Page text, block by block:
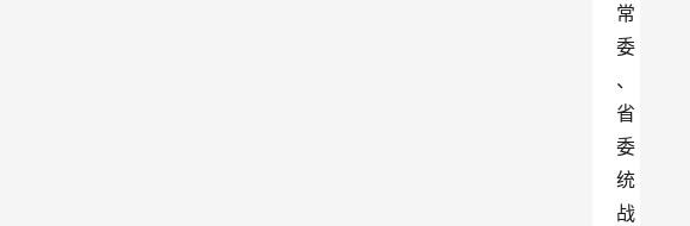
常
委
、
省
委
统
战